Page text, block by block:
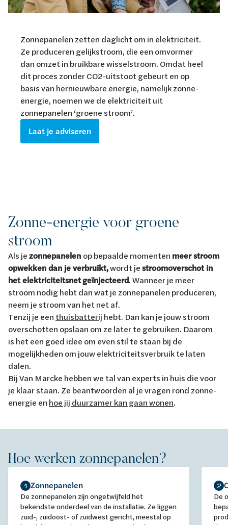
Zonnepanelen zetten daglicht om in elektriciteit.
Ze produceren gelijkstroom, die een omvormer
dan omzet in bruikbare wisselstroom. Omdat heel
dit proces zonder CO2-uitstoot gebeurt en op
basis van hernieuwbare energie, namelijk zonne-
energie, noemen we de elektriciteit uit
zonnepanelen ‘groene stroom’.
Laat je adviseren
Zonne-energie voor groene
stroom
Als jezonnepanelen op bepaalde momenten meer stroom
opwekken dan je verbruikt,wordt jestroomoverschot in
het elektriciteitsnetgeïnjecteerd. Wanneer je meer
stroom nodig hebt dan wat je zonnepanelen produceren,
neem je stroom van het net af.
Tenzij je een thuisbatterij hebt. Dan kan je jouw stroom
overschotten opslaan om ze later te gebruiken. Daarom
is het een goed idee om even stil te staan bij de
mogelijkheden om jouw elektriciteitsverbruik te laten
dalen.
Bij Van Marcke hebben we tal van experts in huis die voor
je klaar staan. Ze beantwoorden al je vragen rond zonne-
energie en hoe jij duurzamer kan gaan wonen.
Hoe werken zonnepanelen?
1 Zonnepanelen
De zonnepanelen zijn ongetwijfeld het
bekendste onderdeel van de installatie. Ze liggen
zuid-, zuidoost- of zuidwest gericht, meestal op
2
De